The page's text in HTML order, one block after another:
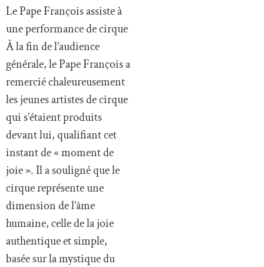
Le Pape François assiste à
une performance de cirque
À la fin de l’audience
générale, le Pape François a
remercié chaleureusement
les jeunes artistes de cirque
qui s’étaient produits
devant lui, qualifiant cet
instant de « moment de
joie ». Il a souligné que le
cirque représente une
dimension de l’âme
humaine, celle de la joie
authentique et simple,
basée sur la mystique du